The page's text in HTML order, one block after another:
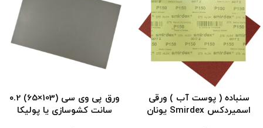
سنباده ( پوست آب ) ورقی
اسمیردکس Smirdex یونان
ورق پی وی سی (103×65) ۰.2
سانت کشوسازی یا پولیکا